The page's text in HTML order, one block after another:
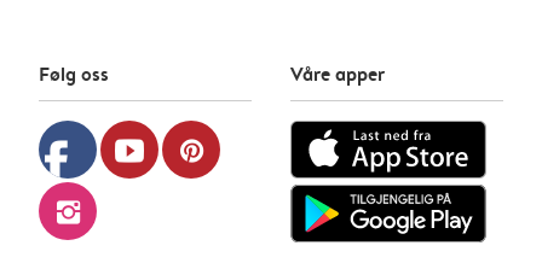
Følg oss
facebook youtube pinterest
instagram
Våre apper